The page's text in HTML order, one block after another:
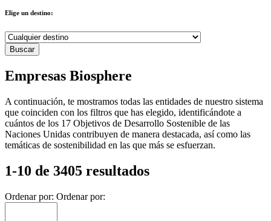
Elige un destino:
Empresas Biosphere
A continuación, te mostramos todas las entidades de nuestro sistema
que coinciden con los filtros que has elegido, identificándote a
cuántos de los 17 Objetivos de Desarrollo Sostenible de las
Naciones Unidas contribuyen de manera destacada, así como las
temáticas de sostenibilidad en las que más se esfuerzan.
1-10 de 3405 resultados
Ordenar por: Ordenar por: